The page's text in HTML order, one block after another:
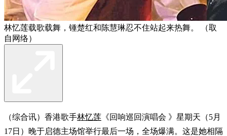
林忆莲载歌载舞，锺楚红和陈慧琳忍不住站起来热舞。 （取
自网络）
（综合讯）香港歌手林忆莲 《回响巡回演唱会 》星期天（5月
17日）晚于启德主场馆举行最后一场，全场爆满。这是她相隔